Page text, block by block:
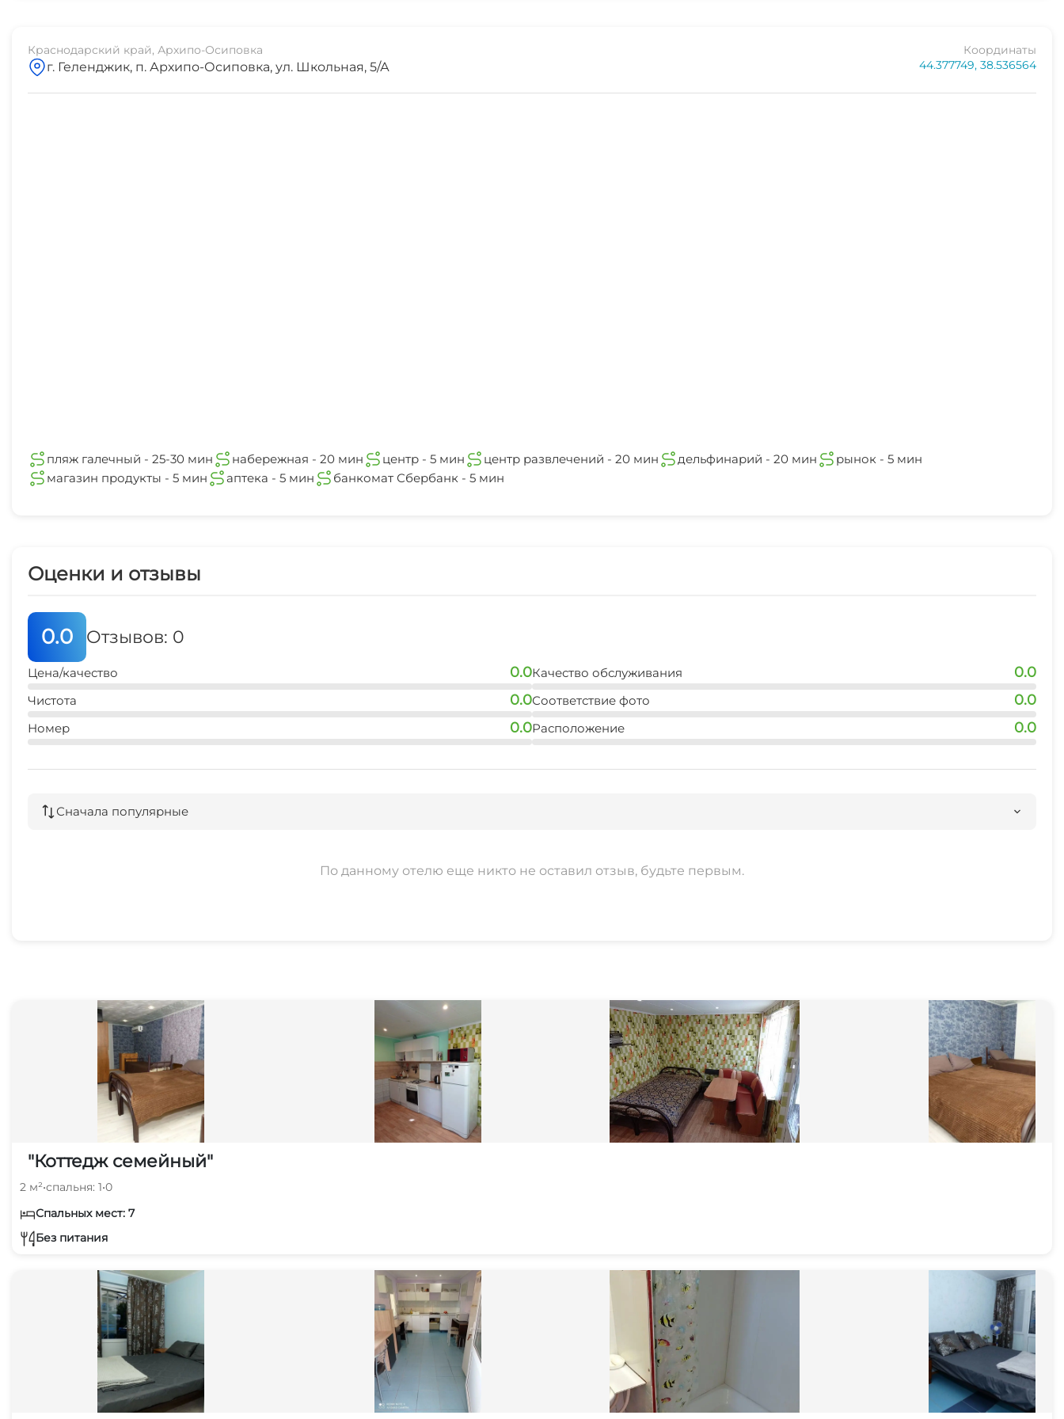
Краснодарский край, Архипо-Осиповка
г. Геленджик, п. Архипо-Осиповка, ул. Школьная, 5/А
Координаты
44.377749, 38.536564
пляж галечный - 25-30 мин набережная - 20 мин центр - 5 мин центр развлечений - 20 мин дельфинарий - 20 мин
рынок - 5 мин
магазин продукты - 5 мин
аптека - 5 мин банкомат Сбербанк - 5 мин
Оценки и отзывы
0.0 Отзывов: 0
Цена/качество 0.0
Чистота 0.0
Номер 0.0
Качество обслуживания 0.0
Соответствие фото 0.0
Расположение 0.0
Сначала популярные
По данному отелю еще никто не оставил отзыв, будьте первым.
"Коттедж семейный"
2 м²•спальня: 1•0
Спальных мест: 7
Без питания